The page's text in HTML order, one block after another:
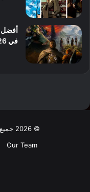
في 2026
© 2026 جميع الحقوق محفوظة | جيمز ميكس
Our Team